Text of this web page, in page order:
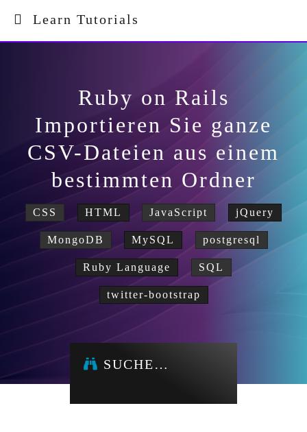
Learn Tutorials
Ruby on Rails
Importieren Sie ganze
CSV-Dateien aus einem
bestimmten Ordner
CSS HTML JavaScript jQuery
MongoDB MySQL postgresql
Ruby Language SQL
twitter-bootstrap
SUCHE…